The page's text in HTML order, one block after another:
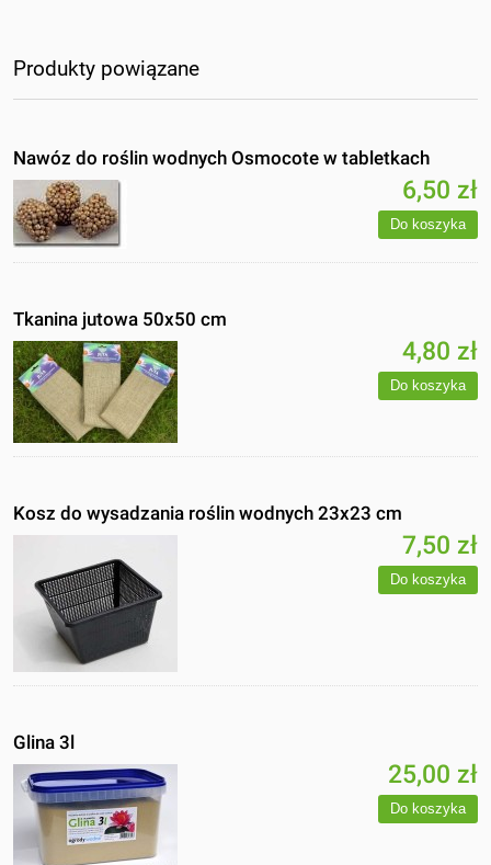
Produkty powiązane
Nawóz do roślin wodnych Osmocote w tabletkach
6,50 zł
Do koszyka
Tkanina jutowa 50x50 cm
4,80 zł
Do koszyka
Kosz do wysadzania roślin wodnych 23x23 cm
7,50 zł
Do koszyka
Glina 3l
25,00 zł
Do koszyka